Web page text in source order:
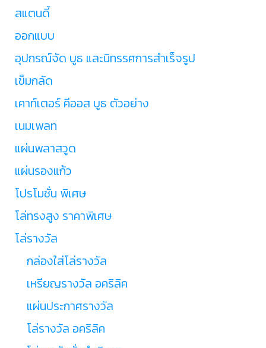
สแตนดี้
ออกแบบ
อุปกรณ์จัด บูธ และนิทรรศการสำเร็จรูป
เข็มกลัด
เคาท์เตอร์ คีออส บูธ ตัวอย่าง
เนมเพลท
แผ่นพลาสวูด
แผ่นรองแก้ว
โปรโมชั่น พิเศษ
โล่ทรงสูง ราคาพิเศษ
โล่รางวัล
กล่องใส่โล่รางวัล
เหรียญรางวัล อคริลิค
แผ่นประกาศรางวัล
โล่รางวัล อคริลิค